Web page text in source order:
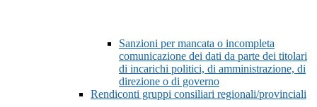
Sanzioni per mancata o incompleta
comunicazione dei dati da parte dei titolari
di incarichi politici, di amministrazione, di
direzione o di governo
Rendiconti gruppi consiliari regionali/provinciali